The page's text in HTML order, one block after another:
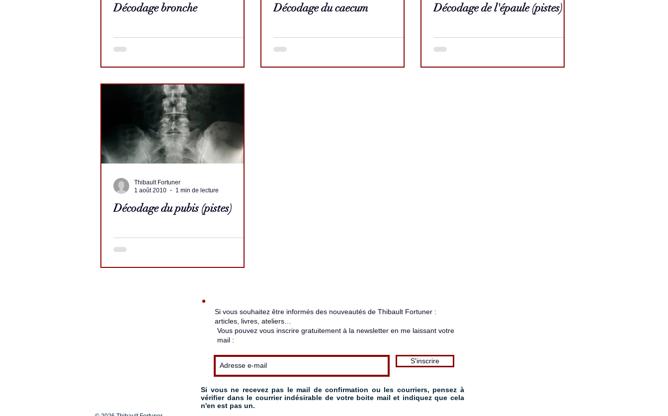
Décodage bronche Décodage du caecum Décodage de l'épaule (pistes)
Décodage du pubis (pistes)
Thibault Fortuner
1 août 2010
1 min de lecture
Si vous souhaitez être informés des nouveautés de Thibault Fortuner :
articles, livres, ateliers…
Vous pouvez vous inscrire gratuitement à la newsletter en me laissant votre
mail :
S'inscrire
Si vous ne recevez pas le mail de confirmation ou les courriers, pensez à
vérifier dans le courrier indésirable de votre boite mail et indiquez que cela
n'en est pas un.